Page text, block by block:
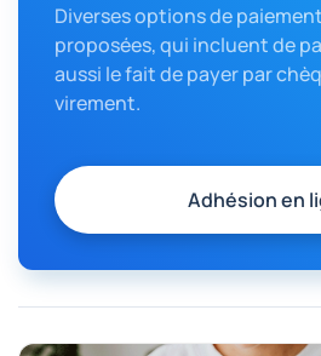
Diverses options de
proposées, qui incluent de
aussi le fait de payer par
virement.
Adhésion en